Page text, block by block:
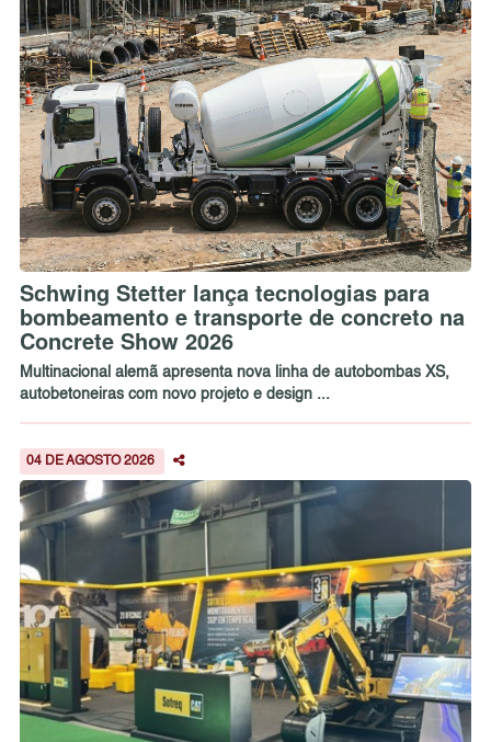
Schwing Stetter lança tecnologias para
bombeamento e transporte de concreto na
Concrete Show 2026
Multinacional alemã apresenta nova linha de autobombas XS,
autobetoneiras com novo projeto e design ...
04 DE AGOSTO 2026